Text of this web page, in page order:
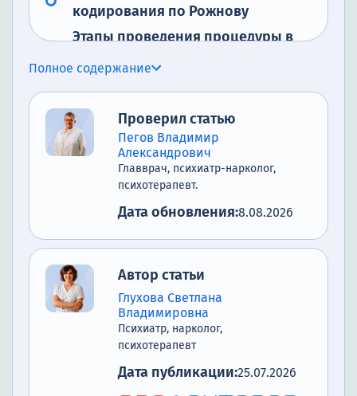
кодирования по Рожнову
Этапы проведения процедуры в
другими видами кодирования
Научное обоснование
эффективности метода
Почему выбирают нашу клинику
Список литературы
Полное содержание
Проверил статью
Пегов Владимир
Александрович
Главврач, психиатр-нарколог,
психотерапевт.
Дата обновления:8.08.2026
Автор статьи
Глухова Светлана
Владимировна
Психиатр, нарколог,
психотерапевт
Дата публикации:25.07.2026